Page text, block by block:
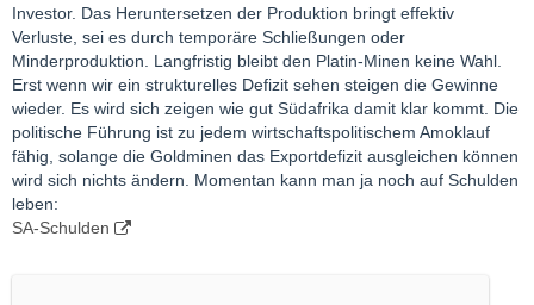
Investor. Das Heruntersetzen der Produktion bringt effektiv
Verluste, sei es durch temporäre Schließungen oder
Minderproduktion. Langfristig bleibt den Platin-Minen keine Wahl.
Erst wenn wir ein strukturelles Defizit sehen steigen die Gewinne
wieder. Es wird sich zeigen wie gut Südafrika damit klar kommt. Die
politische Führung ist zu jedem wirtschaftspolitischem Amoklauf
fähig, solange die Goldminen das Exportdefizit ausgleichen können
wird sich nichts ändern. Momentan kann man ja noch auf Schulden
leben:
SA-Schulden